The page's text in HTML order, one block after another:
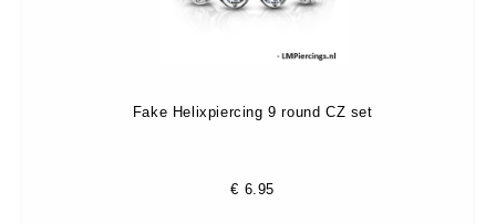
Fake Helixpiercing 9 round CZ set
€ 6.95